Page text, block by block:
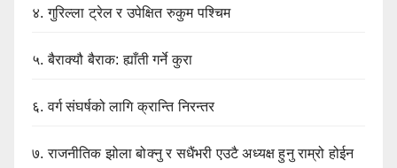
४.गुरिल्ला ट्रेल र उपेक्षित रुकुम पश्चिम
५.बैराक्यौ बैराक: ह्याँती गर्ने कुरा
६.वर्ग संघर्षको लागि क्रान्ति निरन्तर
७.राजनीतिक झोला बोक्नु र सधैंभरी एउटै अध्यक्ष हुनु राम्रो होईन